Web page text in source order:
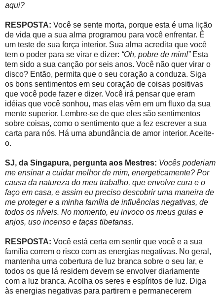
aqui?
RESPOSTA: Você se sente morta, porque esta é uma lição
de vida que a sua alma programou para você enfrentar. É
um teste de sua força interior. Sua alma acredita que você
tem o poder para se virar e dizer: “Oh, pobre de mim!” Esta
tem sido a sua canção por seis anos. Você não quer virar o
disco? Então, permita que o seu coração a conduza. Siga
os bons sentimentos em seu coração de coisas positivas
que você pode fazer e dizer. Você irá pensar que eram
idéias que você sonhou, mas elas vêm em um fluxo da sua
mente superior. Lembre-se de que eles são sentimentos
sobre coisas, como o sentimento que a fez escrever a sua
carta para nós. Há uma abundância de amor interior. Aceite-
o.
SJ, da Singapura, pergunta aos Mestres: Vocês poderiam
me ensinar a cuidar melhor de mim, energeticamente? Por
causa da natureza do meu trabalho, que envolve cura e o
faço em casa, e assim eu preciso descobrir uma maneira de
me proteger e a minha família de influências negativas, de
todos os níveis. No momento, eu invoco os meus guias e
anjos, uso incenso e taças tibetanas.
RESPOSTA: Você está certa em sentir que você e a sua
família correm o risco com as energias negativas. No geral,
mantenha uma cobertura de luz branca sobre o seu lar, e
todos os que lá residem devem se envolver diariamente
com a luz branca. Acolha os seres e espíritos de luz. Diga
às energias negativas para partirem e permanecerem